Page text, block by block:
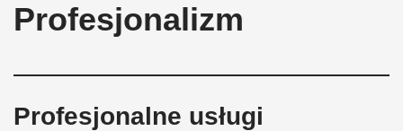
Profesjonalizm
Profesjonalne usługi